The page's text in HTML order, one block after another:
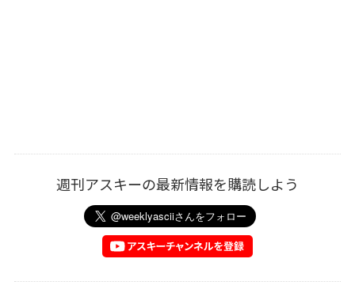
週刊アスキーの最新情報を購読しよう